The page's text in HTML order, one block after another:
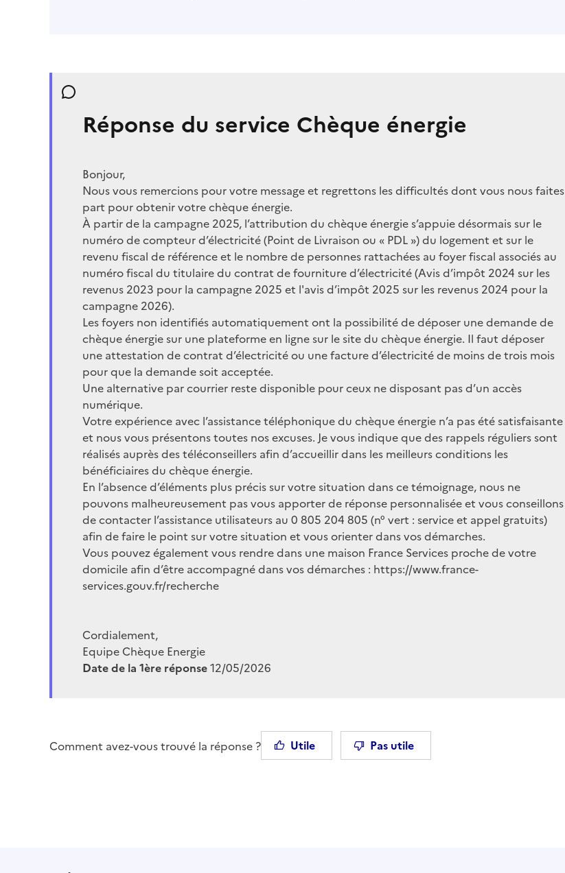
Réponse du service Chèque énergie
Bonjour,
Nous vous remercions pour votre message et regrettons les difficultés dont vous nous faites
part pour obtenir votre chèque énergie.
À partir de la campagne 2025, l’attribution du chèque énergie s’appuie désormais sur le
numéro de compteur d’électricité (Point de Livraison ou « PDL ») du logement et sur le
revenu fiscal de référence et le nombre de personnes rattachées au foyer fiscal associés au
numéro fiscal du titulaire du contrat de fourniture d’électricité (Avis d’impôt 2024 sur les
revenus 2023 pour la campagne 2025 et l'avis d’impôt 2025 sur les revenus 2024 pour la
campagne 2026).
Les foyers non identifiés automatiquement ont la possibilité de déposer une demande de
chèque énergie sur une plateforme en ligne sur le site du chèque énergie. Il faut déposer
une attestation de contrat d’électricité ou une facture d’électricité de moins de trois mois
pour que la demande soit acceptée.
Une alternative par courrier reste disponible pour ceux ne disposant pas d’un accès
numérique.
Votre expérience avec l’assistance téléphonique du chèque énergie n’a pas été satisfaisante
et nous vous présentons toutes nos excuses. Je vous indique que des rappels réguliers sont
réalisés auprès des téléconseillers afin d’accueillir dans les meilleurs conditions les
bénéficiaires du chèque énergie.
En l’absence d’éléments plus précis sur votre situation dans ce témoignage, nous ne
pouvons malheureusement pas vous apporter de réponse personnalisée et vous conseillons
de contacter l’assistance utilisateurs au 0 805 204 805 (n° vert : service et appel gratuits)
afin de faire le point sur votre situation et vous orienter dans vos démarches.
Vous pouvez également vous rendre dans une maison France Services proche de votre
domicile afin d’être accompagné dans vos démarches : https://www.france-
services.gouv.fr/recherche
Cordialement,
Equipe Chèque Energie
Date de la 1ère réponse12/05/2026
Comment avez-vous trouvé la réponse ? Utile Pas utile